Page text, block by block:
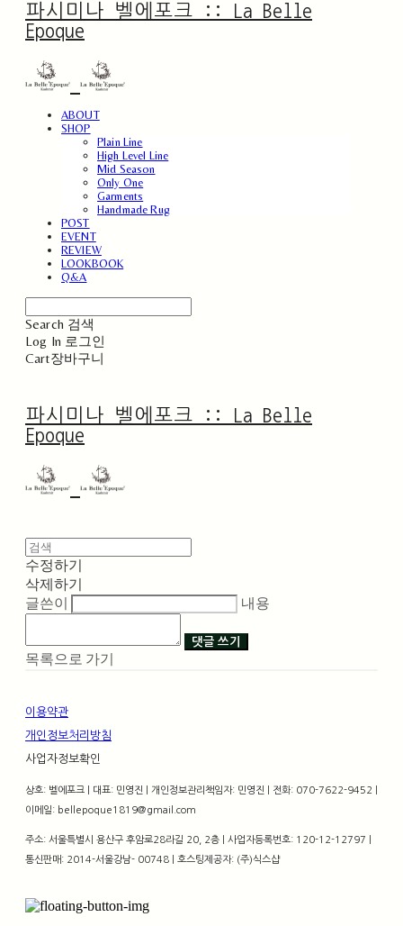
파시미나 벨에포크 :: La Belle
Epoque
ABOUT
SHOP
Plain Line
High Level Line
Mid Season
Only One
Garments
Handmade Rug
POST
EVENT
REVIEW
LOOKBOOK
Q&A
Search 검색
Log In 로그인
Cart장바구니
파시미나 벨에포크 :: La Belle
Epoque
수정하기
삭제하기
글쓴이
내용
댓글 쓰기
목록으로 가기
이용약관
개인정보처리방침
사업자정보확인
상호: 벨에포크 | 대표: 민영진 | 개인정보관리책임자: 민영진 | 전화: 070-7622-9452 |
이메일: bellepoque1819@gmail.com
주소: 서울특별시 용산구 후암로28라길 20, 2층 | 사업자등록번호: 120-12-12797
통신판매: 2014-서울강남- 00748 | 호스팅제공자: (주)식스샵